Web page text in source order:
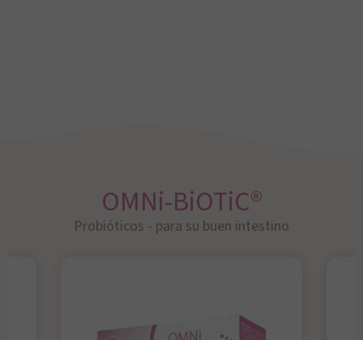
OMNi-BiOTiC®
Probióticos - para su buen intestino